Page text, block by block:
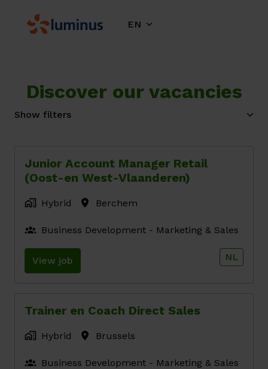
content
Homepage EN
Discover our vacancies
Show filters
Junior Account Manager Retail
(Oost-en West-Vlaanderen)
Hybrid Berchem
Business Development - Marketing & Sales
View job NL
Trainer en Coach Direct Sales
Hybrid Brussels
Business Development - Marketing & Sales